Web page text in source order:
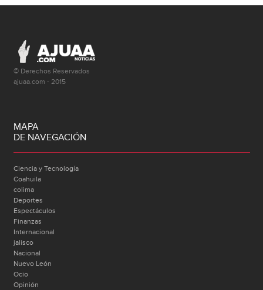
© Derechos Reservados
ajuaa.com - 2015
MAPA
DE NAVEGACIÓN
Ciencia y Tecnología
Coahuila
colima
Deportes
Espectáculos
Finanzas
Internacional
jalisco
Nacional
Nuevo León
Ocio
Opinión